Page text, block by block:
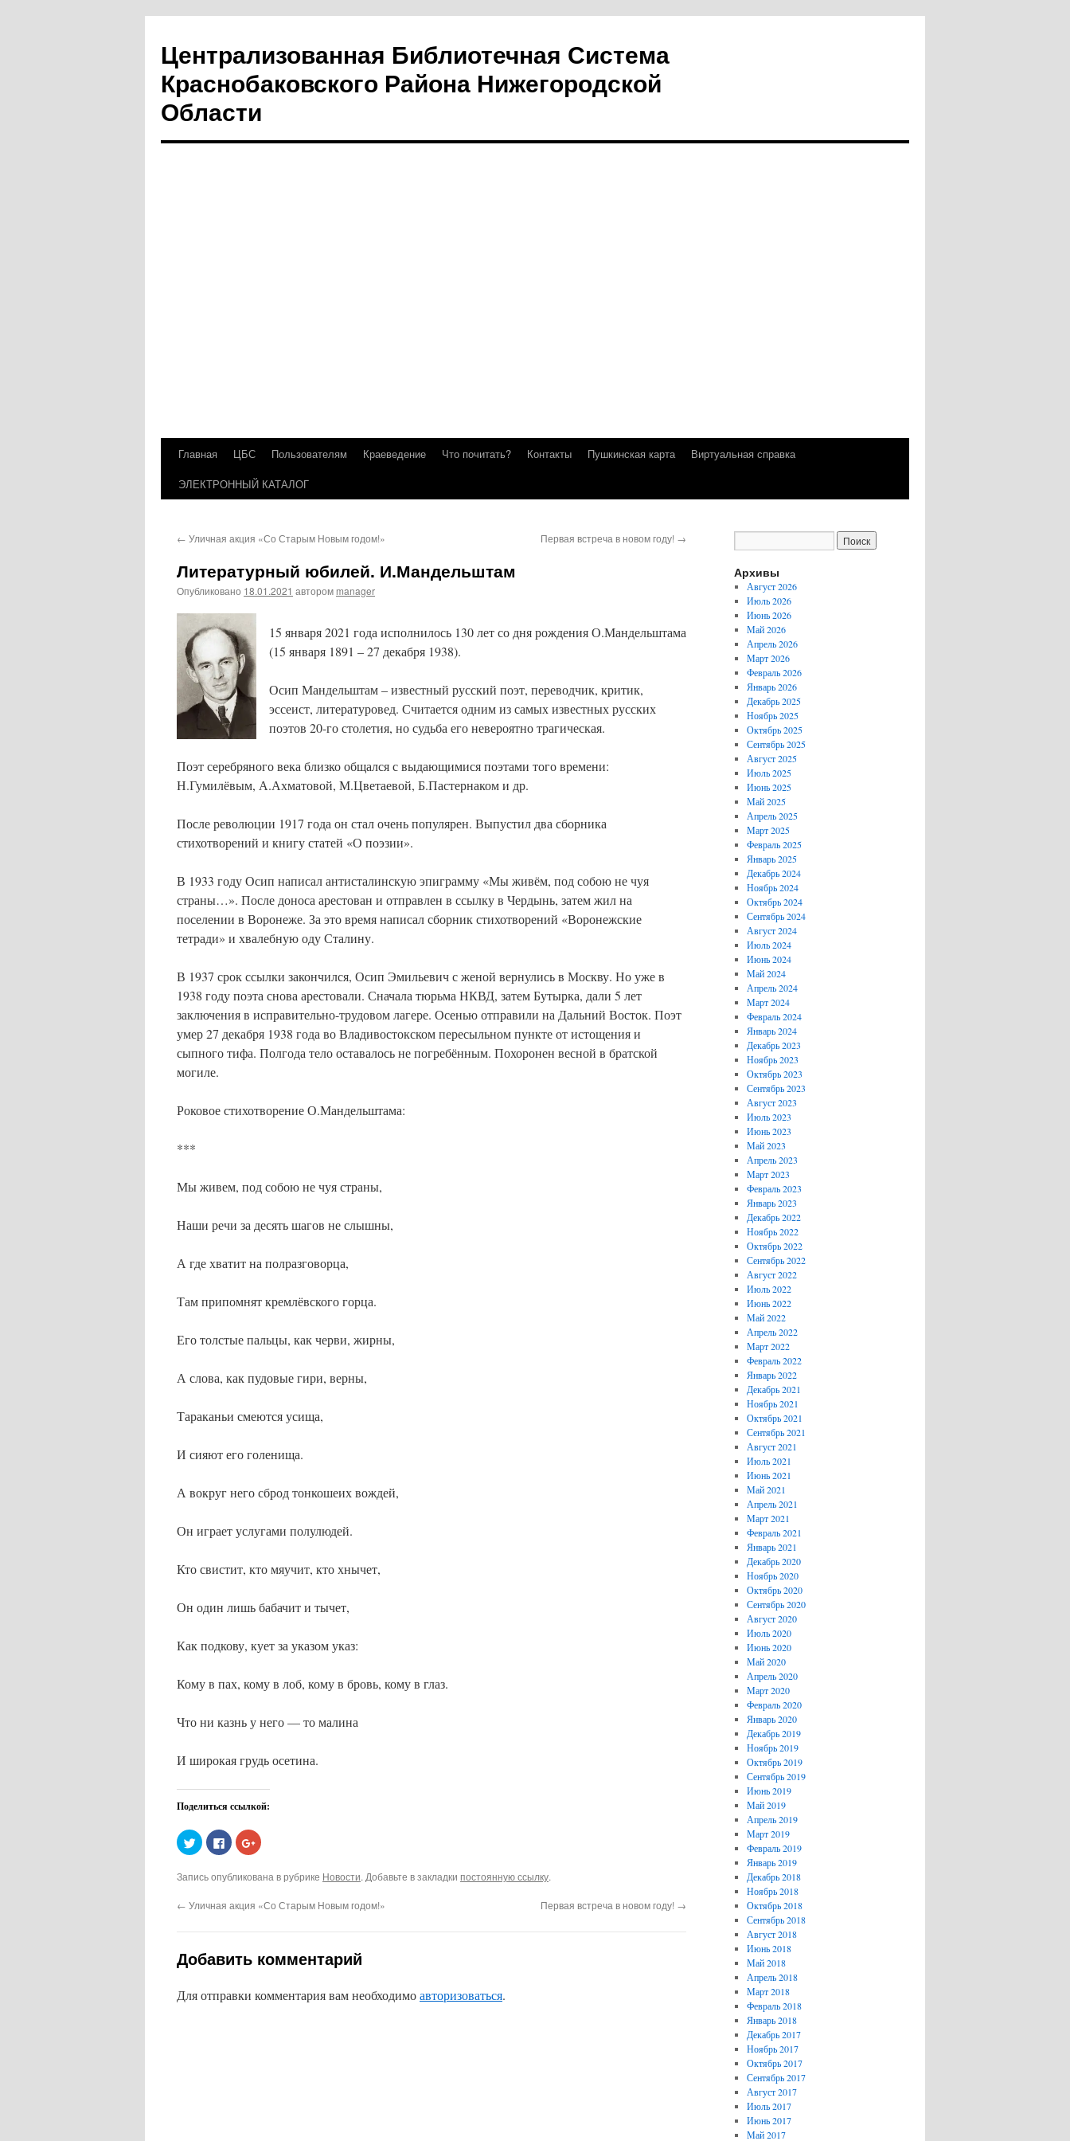
Централизованная Библиотечная Система
Краснобаковского Района Нижегородской
Области
Перейти
Главная ЦБС Пользователям Краеведение Что почитать? Контакты Пушкинская карта
Виртуальная справка
ЭЛЕКТРОННЫЙ КАТАЛОГ
← Уличная акция «Со Старым Новым годом!» Первая встреча в новом году! →
Литературный юбилей. И.Мандельштам
Опубликовано 18.01.2021 автором manager
15 января 2021 года исполнилось 130 лет со дня рождения О.Мандельштама
(15 января 1891 – 27 декабря 1938).
Осип Мандельштам – известный русский поэт, переводчик, критик,
эссеист, литературовед. Считается одним из самых известных русских
поэтов 20-го столетия, но судьба его невероятно трагическая.
Поэт серебряного века близко общался с выдающимися поэтами того времени:
Н.Гумилёвым, А.Ахматовой, М.Цветаевой, Б.Пастернаком и др.
После революции 1917 года он стал очень популярен. Выпустил два сборника
стихотворений и книгу статей «О поэзии».
В 1933 году Осип написал антисталинскую эпиграмму «Мы живём, под собою не чуя
страны…». После доноса арестован и отправлен в ссылку в Чердынь, затем жил на
поселении в Воронеже. За это время написал сборник стихотворений «Воронежские
тетради» и хвалебную оду Сталину.
В 1937 срок ссылки закончился, Осип Эмильевич с женой вернулись в Москву. Но уже в
1938 году поэта снова арестовали. Сначала тюрьма НКВД, затем Бутырка, дали 5 лет
заключения в исправительно-трудовом лагере. Осенью отправили на Дальний Восток. Поэт
умер 27 декабря 1938 года во Владивостокском пересыльном пункте от истощения и
сыпного тифа. Полгода тело оставалось не погребённым. Похоронен весной в братской
могиле.
Роковое стихотворение О.Мандельштама:
***
Мы живем, под собою не чуя страны,
Наши речи за десять шагов не слышны,
А где хватит на полразговорца,
Там припомнят кремлёвского горца.
Его толстые пальцы, как черви, жирны,
А слова, как пудовые гири, верны,
Тараканьи смеются усища,
И сияют его голенища.
А вокруг него сброд тонкошеих вождей,
Он играет услугами полулюдей.
Кто свистит, кто мяучит, кто хнычет,
Он один лишь бабачит и тычет,
Как подкову, кует за указом указ:
Кому в пах, кому в лоб, кому в бровь, кому в глаз.
Что ни казнь у него — то малина
И широкая грудь осетина.
Поделиться ссылкой:
Нажмите,
чтобы
поделиться
Twitter
новом
Нажмите
здесь,
чтобы
контентом
(Открывается
окне)
Нажмите,
чтобы
Google+
новом
Запись опубликована в рубрике Новости. Добавьте в закладки постоянную ссылку.
← Уличная акция «Со Старым Новым годом!» Первая встреча в новом году! →
Добавить комментарий
Для отправки комментария вам необходимоавторизоваться.
Архивы
Август 2026
Июль 2026
Июнь 2026
Май 2026
Апрель 2026
Март 2026
Февраль 2026
Январь 2026
Декабрь 2025
Ноябрь 2025
Октябрь 2025
Сентябрь 2025
Август 2025
Июль 2025
Июнь 2025
Май 2025
Апрель 2025
Март 2025
Февраль 2025
Январь 2025
Декабрь 2024
Ноябрь 2024
Октябрь 2024
Сентябрь 2024
Август 2024
Июль 2024
Июнь 2024
Май 2024
Апрель 2024
Март 2024
Февраль 2024
Январь 2024
Декабрь 2023
Ноябрь 2023
Октябрь 2023
Сентябрь 2023
Август 2023
Июль 2023
Июнь 2023
Май 2023
Апрель 2023
Март 2023
Февраль 2023
Январь 2023
Декабрь 2022
Ноябрь 2022
Октябрь 2022
Сентябрь 2022
Август 2022
Июль 2022
Июнь 2022
Май 2022
Апрель 2022
Март 2022
Февраль 2022
Январь 2022
Декабрь 2021
Ноябрь 2021
Октябрь 2021
Сентябрь 2021
Август 2021
Июль 2021
Июнь 2021
Май 2021
Апрель 2021
Март 2021
Февраль 2021
Январь 2021
Декабрь 2020
Ноябрь 2020
Октябрь 2020
Сентябрь 2020
Август 2020
Июль 2020
Июнь 2020
Май 2020
Апрель 2020
Март 2020
Февраль 2020
Январь 2020
Декабрь 2019
Ноябрь 2019
Октябрь 2019
Сентябрь 2019
Июнь 2019
Май 2019
Апрель 2019
Март 2019
Февраль 2019
Январь 2019
Декабрь 2018
Ноябрь 2018
Октябрь 2018
Сентябрь 2018
Август 2018
Июнь 2018
Май 2018
Апрель 2018
Март 2018
Февраль 2018
Январь 2018
Декабрь 2017
Ноябрь 2017
Октябрь 2017
Сентябрь 2017
Август 2017
Июль 2017
Июнь 2017
Май 2017